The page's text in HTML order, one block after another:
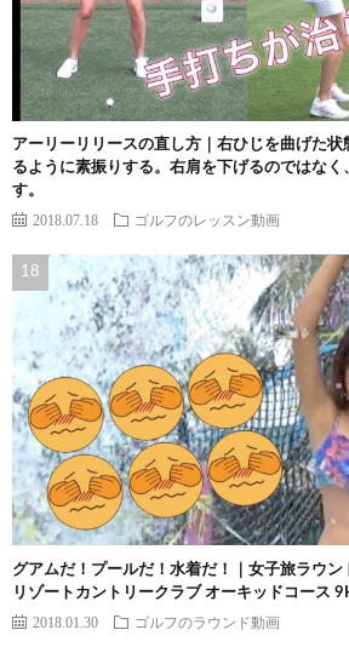
アーリーリリースの直し方｜右ひじを曲げた状
るように素振りする。右肩を下げるのではなく
す。
2018.07.18 ゴルフのレッスン動画
グアムだ！プールだ！水着だ！｜女子旅ラウン
リゾートカントリークラブ オーキッドコース
2018.01.30 ゴルフのラウンド動画